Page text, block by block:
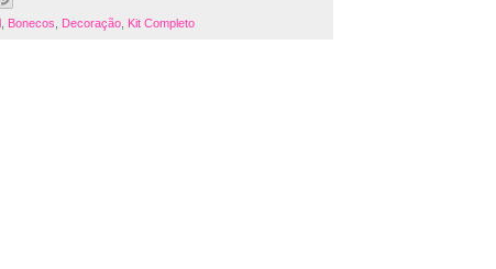
, Bonecos, Decoração, Kit Completo